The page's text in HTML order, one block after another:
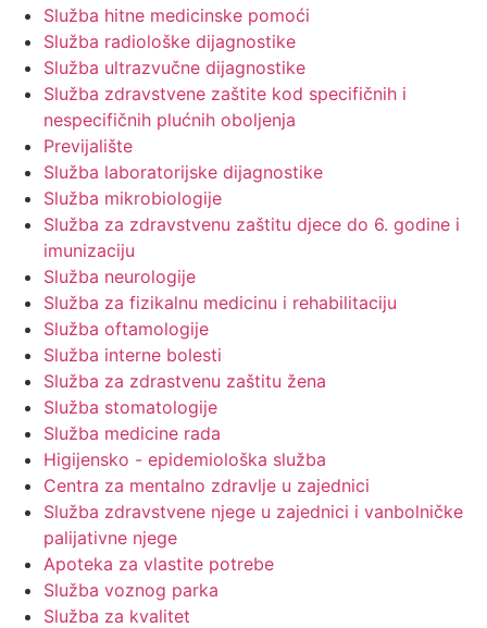
Služba hitne medicinske pomoći
Služba radiološke dijagnostike
Služba ultrazvučne dijagnostike
Služba zdravstvene zaštite kod specifičnih i
nespecifičnih plućnih oboljenja
Previjalište
Služba laboratorijske dijagnostike
Služba mikrobiologije
Služba za zdravstvenu zaštitu djece do 6. godine i
imunizaciju
Služba neurologije
Služba za fizikalnu medicinu i rehabilitaciju
Služba oftamologije
Služba interne bolesti
Služba za zdrastvenu zaštitu žena
Služba stomatologije
Služba medicine rada
Higijensko - epidemiološka služba
Centra za mentalno zdravlje u zajednici
Služba zdravstvene njege u zajednici i vanbolničke
palijativne njege
Apoteka za vlastite potrebe
Služba voznog parka
Služba za kvalitet